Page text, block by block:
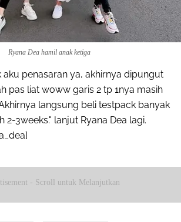
Ryana Dea hamil anak ketiga
aku penasaran ya, akhirnya dipungut
pas liat woww garis 2 tp 1nya masih
langsung beli testpack banyak
2-3weeks." lanjut Ryana Dea lagi.
- Scroll untuk Melanjutkan